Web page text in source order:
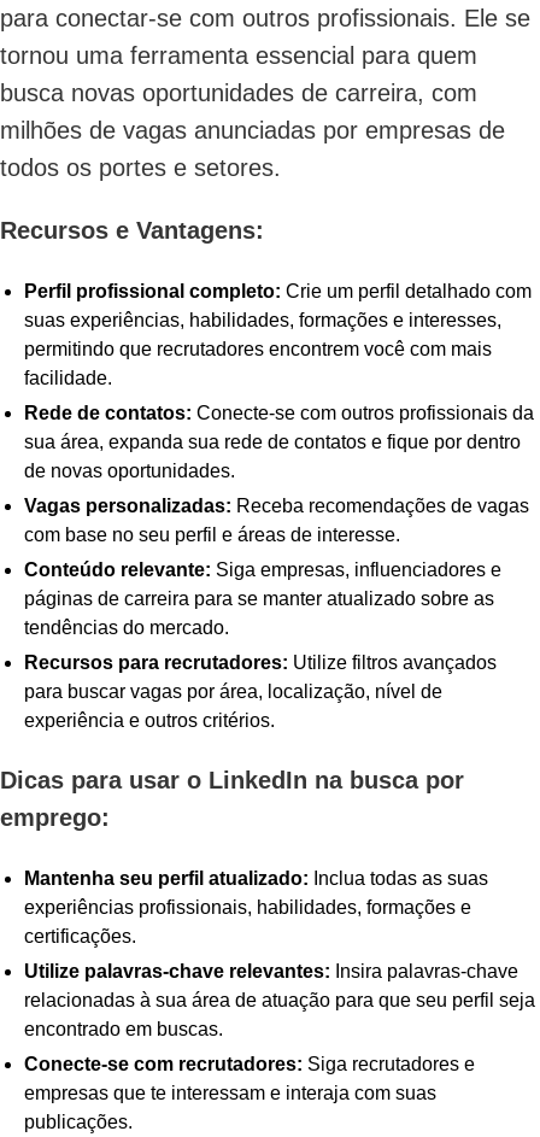
para conectar-se com outros profissionais. Ele se
tornou uma ferramenta essencial para quem
busca novas oportunidades de carreira, com
milhões de vagas anunciadas por empresas de
todos os portes e setores.
Recursos e Vantagens:
Perfil profissional completo: Crie um perfil detalhado com
suas experiências, habilidades, formações e interesses,
permitindo que recrutadores encontrem você com mais
facilidade.
Rede de contatos: Conecte-se com outros profissionais da
sua área, expanda sua rede de contatos e fique por dentro
de novas oportunidades.
Vagas personalizadas: Receba recomendações de vagas
com base no seu perfil e áreas de interesse.
Conteúdo relevante: Siga empresas, influenciadores e
páginas de carreira para se manter atualizado sobre as
tendências do mercado.
Recursos para recrutadores: Utilize filtros avançados
para buscar vagas por área, localização, nível de
experiência e outros critérios.
Dicas para usar o LinkedIn na busca por
emprego:
Mantenha seu perfil atualizado: Inclua todas as suas
experiências profissionais, habilidades, formações e
certificações.
Utilize palavras-chave relevantes: Insira palavras-chave
relacionadas à sua área de atuação para que seu perfil seja
encontrado em buscas.
Conecte-se com recrutadores: Siga recrutadores e
empresas que te interessam e interaja com suas
publicações.